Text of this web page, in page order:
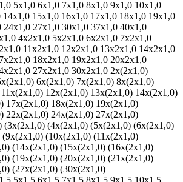
5х1,0 6х1,0 7х1,0 8х1,0 9х1,0 10х1,0
14х1,0 15х1,0 16х1,0 17х1,0 18х1,0 19х1,0
24х1,0 27х1,0 30х1,0 37х1,0 40х1,0
4х2х1,0 5х2х1,0 6х2х1,0 7х2х1,0
11х2х1,0 12х2х1,0 13х2х1,0 14х2х1,0
18х2х1,0 19х2х1,0 20х2х1,0
27х2х1,0 30х2х1,0 2х(2х1,0)
6х(2х1,0) 7х(2х1,0) 8х(2х1,0)
11х(2х1,0) 12х(2х1,0) 13х(2х1,0) 14х(2х1,0)
17х(2х1,0) 18х(2х1,0) 19х(2х1,0)
22х(2х1,0) 24х(2х1,0) 27х(2х1,0)
(3х(2х1,0) (4х(2х1,0) (5х(2х1,0) (6х(2х1,0)
(9х(2х1,0) (10х(2х1,0) (11х(2х1,0)
(14х(2х1,0) (15х(2х1,0) (16х(2х1,0)
(19х(2х1,0) (20х(2х1,0) (21х(2х1,0)
(27х(2х1,0) (30х(2х1,0)